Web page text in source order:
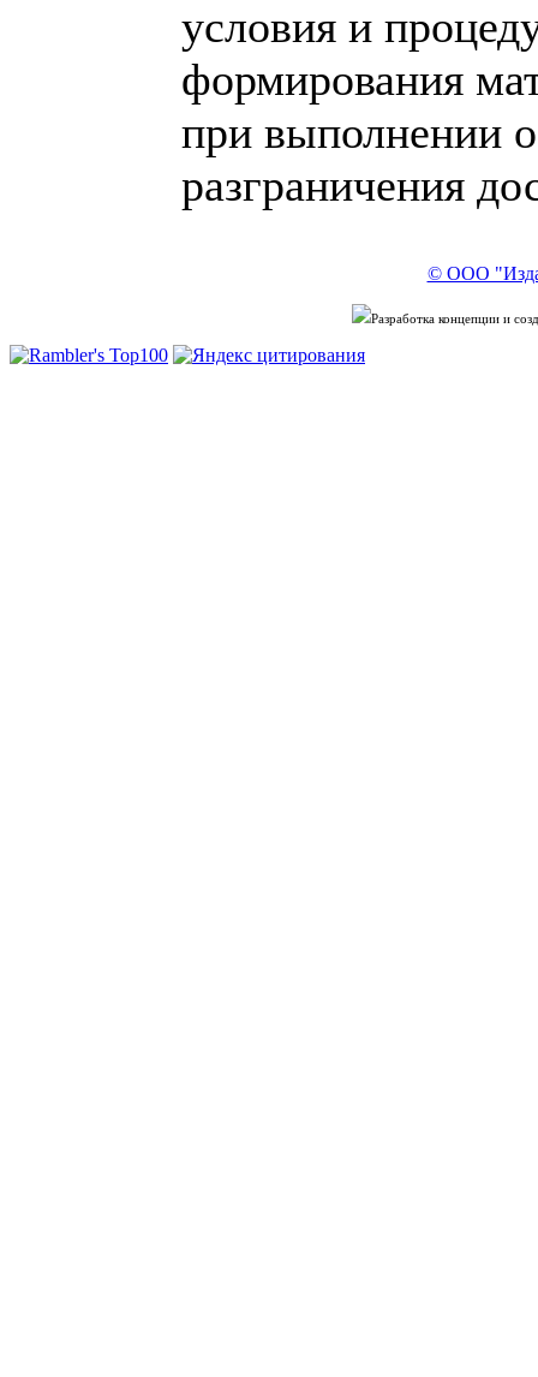
условия и
формирования
при выполнении
разграничения
© ООО
Разработка концепции и